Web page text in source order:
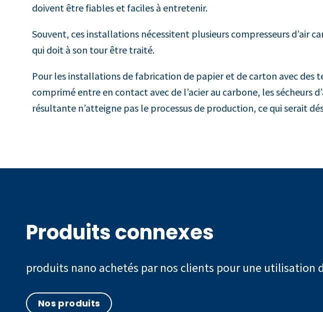
doivent être fiables et faciles à entretenir.
Souvent, ces installations nécessitent plusieurs compresseurs d’air
qui doit à son tour être traité.
Pour les installations de fabrication de papier et de carton avec des
comprimé entre en contact avec de l’acier au carbone, les sécheurs
résultante n’atteigne pas le processus de production, ce qui serait
Produits connexes
produits nano achetés par nos clients pour une utilisation
Nos produits